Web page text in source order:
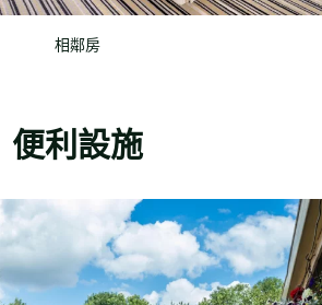
相鄰房
便利設施